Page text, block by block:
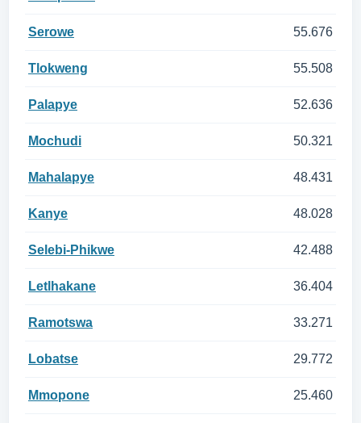
Serowe 55.676
Tlokweng 55.508
Palapye 52.636
Mochudi 50.321
Mahalapye 48.431
Kanye 48.028
Selebi-Phikwe 42.488
Letlhakane 36.404
Ramotswa 33.271
Lobatse 29.772
Mmopone 25.460